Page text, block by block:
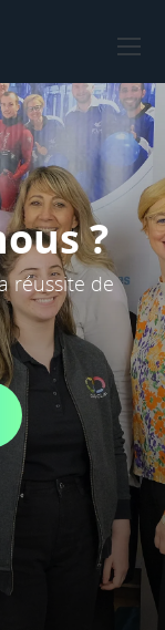
?
réussite de